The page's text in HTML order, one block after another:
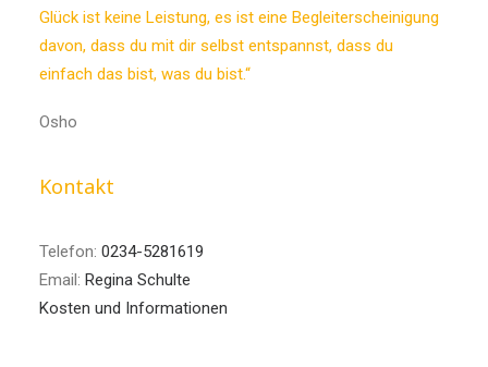
Glück ist keine Leistung, es ist eine Begleiterscheinigung
davon, dass du mit dir selbst entspannst, dass du
einfach das bist, was du bist.“
Osho
Kontakt
Telefon: 0234-5281619
Email: Regina Schulte
Kosten und Informationen